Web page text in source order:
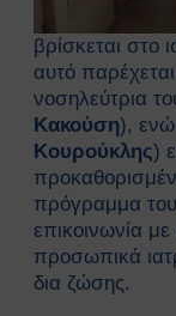
βρίσκεται στο
αυτό
νοσηλεύτρια
Κακούση), ενώ
Κουρούκλης)
πρόγραμμα
επικοινωνία
προσωπικά
δια ζώσης.